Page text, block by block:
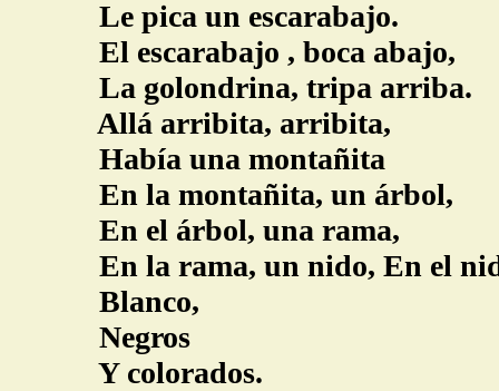
Le pica un escarabajo.
El escarabajo , boca abajo,
La golondrina, tripa arriba.
Allá arribita, arribita,
Había una montañita
En la montañita, un árbol,
En el árbol, una rama,
En la rama, un nido, En el
Blanco,
Negros
Y colorados.